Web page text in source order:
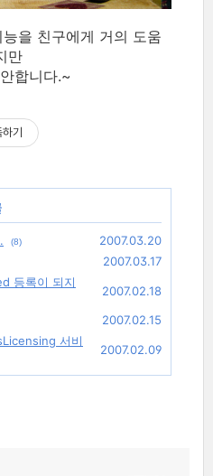
을 친구에게 거의 도움
만
합니다.~
기
(8)
2007.03.20
2007.03.17
등록이 되지
2007.02.18
2007.02.15
서비
2007.02.09